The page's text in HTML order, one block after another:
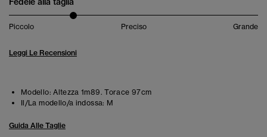
Piccolo Preciso Grande
Leggi Le Recensioni
Modello: Altezza 1m89. Torace 97cm
Il/La modello/a indossa: M
Guida Alle Taglie